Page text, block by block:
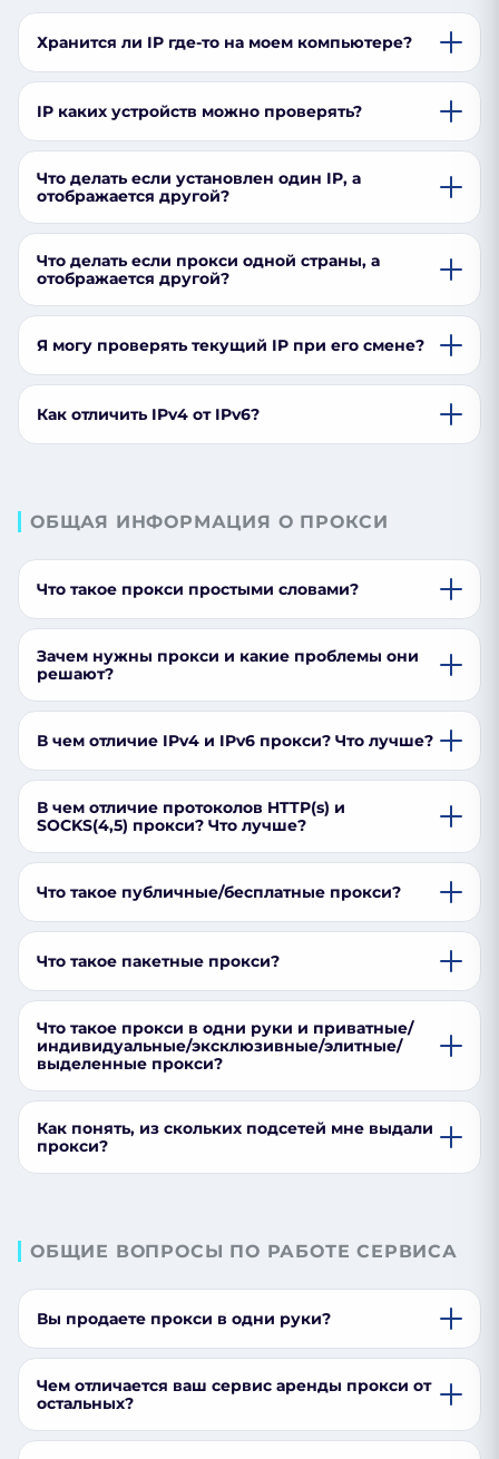
Хранится ли IP где-то на моем компьютере?
IP каких устройств можно проверять?
Что делать если установлен один IP, а
отображается другой?
Что делать если прокси одной страны, а
отображается другой?
Я могу проверять текущий IP при его смене?
Как отличить IPv4 от IPv6?
ОБЩАЯ ИНФОРМАЦИЯ О ПРОКСИ
Что такое прокси простыми словами?
Зачем нужны прокси и какие проблемы они
решают?
В чем отличие IPv4 и IPv6 прокси? Что лучше?
В чем отличие протоколов HTTP(s) и
SOCKS(4,5) прокси? Что лучше?
Что такое публичные/бесплатные прокси?
Что такое пакетные прокси?
Что такое прокси в одни руки и приватные/
индивидуальные/эксклюзивные/элитные/
выделенные прокси?
Как понять, из скольких подсетей мне выдали
прокси?
ОБЩИЕ ВОПРОСЫ ПО РАБОТЕ СЕРВИСА
Вы продаете прокси в одни руки?
Чем отличается ваш сервис аренды прокси от
остальных?